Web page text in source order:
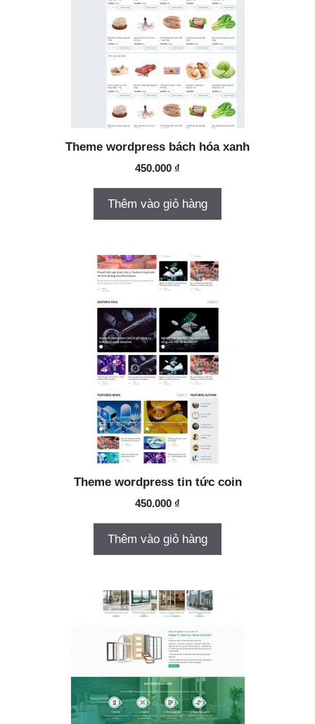
Theme wordpress bách hóa xanh
450.000 ₫
Thêm vào giỏ hàng
Theme wordpress tin tức coin
450.000 ₫
Thêm vào giỏ hàng